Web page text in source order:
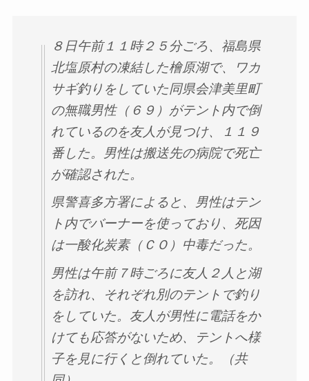
８日午前１１時２５分ごろ、福島県
北塩原村の凍結した檜原湖で、ワカ
サギ釣りをしていた同県会津美里町
の無職男性（６９）がテント内で倒
れているのを友人が見つけ、１１９
番した。男性は搬送先の病院で死亡
が確認された。
県警喜多方署によると、男性はテン
ト内でバーナーを使っており、死因
は一酸化炭素（ＣＯ）中毒だった。
男性は午前７時ごろに友人２人と湖
を訪れ、それぞれ別のテントで釣り
をしていた。友人が男性に電話をか
けても応答がないため、テントへ様
子を見に行くと倒れていた。（共